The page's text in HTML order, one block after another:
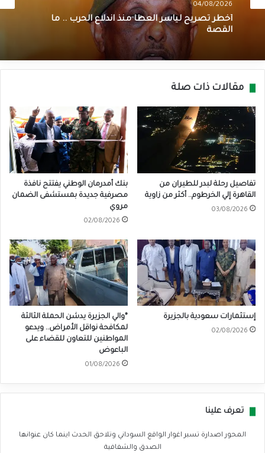
04/08/2026
أخطر تصريح لياسر العطا منذ اندلاع الحرب .. ما
القصة
مقالات ذات صلة
تفاصيل رحلة لبدر للطيران من
القاهرة إلي الخرطوم.. أكثر من زاوية
03/08/2026
بنك أمدرمان الوطني يفتتح نافذة
مصرفية جديدة بمستشفى الضمان
مروي
02/08/2026
إستثمارات سعودية بالجزيرة
02/08/2026
*والي الجزيرة يدشن الحملة الثالثة
لمكافحة نواقل الأمراض.. ويدعو
المواطنين للتعاون للقضاء على
الباعوض
01/08/2026
تعرف علينا
المحور اصدارة تسبر اغوار الواقع السوداني وتلاحق الحدث اينما كان عنوانها
الصدق والشفافية